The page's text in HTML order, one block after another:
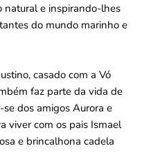
natural e inspirando-lhes
do mundo marinho e
casado com a Vó
faz parte da vida de
dos amigos Aurora e
viver com os pais Ismael
e brincalhona cadela